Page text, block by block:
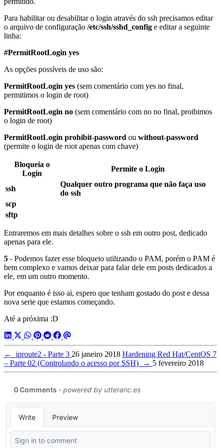
Para habilitar ou desabilitar o login através do ssh precisamos editar
o arquivo de configuração /etc/ssh/sshd_config e editar a seguinte
linha:
#PermitRootLogin yes
As opções possíveis de uso são:
PermitRootLogin yes (sem comentário com yes no final,
permitimos o login de root)
PermitRootLogin no (sem comentário com no no final, proibimos
o login de root)
PermitRootLogin prohibit-password ou without-password
(permite o login de root apenas com chave)
Bloqueia o
Login
Permite o Login
ssh
Qualquer outro programa que não faça uso
do ssh
scp
sftp
Entraremos em mais detalhes sobre o ssh em outro post, dedicado
apenas para ele.
5 - Podemos fazer esse bloqueio utilizando o PAM, porém o PAM é
bem complexo e vamos deixar para falar dele em posts dedicados a
ele, em um outro momento.
Por enquanto é isso ai, espero que tenham gostado do post e dessa
nova serie que estamos começando.
Até a próxima :D
← iproute2 - Parte 3 26 janeiro 2018 Hardening Red Hat/CentOS 7
– Parte 02 (Controlando o acesso por SSH)
→ 5 fevereiro 2018